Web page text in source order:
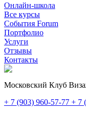
Онлайн-школа
Все курсы
События Forum
Портфолио
Услуги
Отзывы
Контакты
Московский Клуб
+ 7 (903) 960-57-77 + 7